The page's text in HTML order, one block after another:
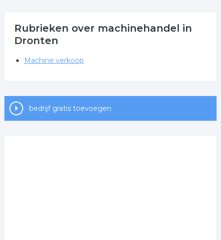
Rubrieken over machinehandel in
Dronten
Machine verkoop
bedrijf gratis toevoegen